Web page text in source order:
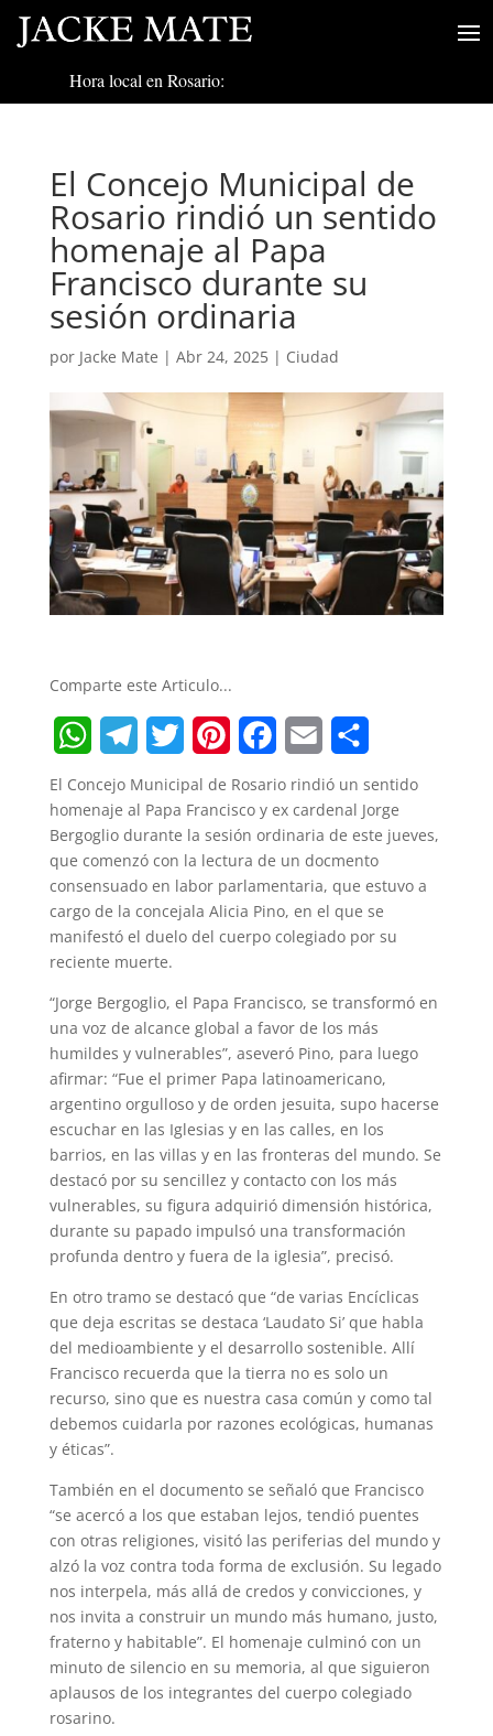
Hora local en Rosario:
El Concejo Municipal de
Rosario rindió un sentido
homenaje al Papa
Francisco durante su
sesión ordinaria
por Jacke Mate | Abr 24, 2025| Ciudad
Comparte este Articulo...
W
h
a
t
s
A
p
p
e
l
e
g
r
a
m
w
i
t
t
e
r
P
i
n
t
e
e
s
t
a
c
e
b
o
k
m
a
i
l
S
h
a
r
e
El Concejo Municipal de Rosario rindió un sentido
homenaje al Papa Francisco y ex cardenal Jorge
Bergoglio durante la sesión ordinaria de este jueves,
que comenzó con la lectura de un docmento
consensuado en labor parlamentaria, que estuvo a
cargo de la concejala Alicia Pino, en el que se
manifestó el duelo del cuerpo colegiado por su
reciente muerte.
“Jorge Bergoglio, el Papa Francisco, se transformó en
una voz de alcance global a favor de los más
humildes y vulnerables”, aseveró Pino, para luego
afirmar: “Fue el primer Papa latinoamericano,
argentino orgulloso y de orden jesuita, supo hacerse
escuchar en las Iglesias y en las calles, en los
barrios, en las villas y en las fronteras del mundo. Se
destacó por su sencillez y contacto con los más
vulnerables, su figura adquirió dimensión histórica,
durante su papado impulsó una transformación
profunda dentro y fuera de la iglesia”, precisó.
En otro tramo se destacó que “de varias Encíclicas
que deja escritas se destaca ‘Laudato Si’ que habla
del medioambiente y el desarrollo sostenible. Allí
Francisco recuerda que la tierra no es solo un
recurso, sino que es nuestra casa común y como tal
debemos cuidarla por razones ecológicas, humanas
y éticas”.
También en el documento se señaló que Francisco
“se acercó a los que estaban lejos, tendió puentes
con otras religiones, visitó las periferias del mundo y
alzó la voz contra toda forma de exclusión. Su legado
nos interpela, más allá de credos y convicciones, y
nos invita a construir un mundo más humano, justo,
fraterno y habitable”. El homenaje culminó con un
minuto de silencio en su memoria, al que siguieron
aplausos de los integrantes del cuerpo colegiado
rosarino.